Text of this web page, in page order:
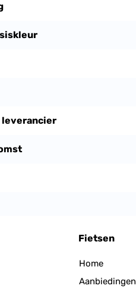
leverancier
Fietsen
Home
Aanbiedingen